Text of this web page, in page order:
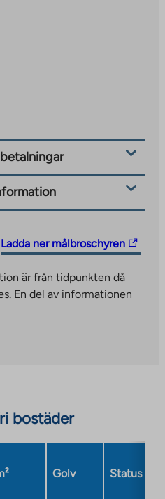
Ladda ner målbroschyren
The
takes
you
in
new
är från tidpunkten då
En del av informationen
bostäder
Golv Status